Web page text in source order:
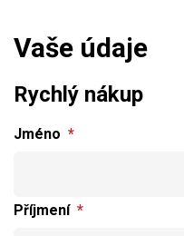
Vaše údaje
Rychlý nákup
Jméno *
Příjmení *